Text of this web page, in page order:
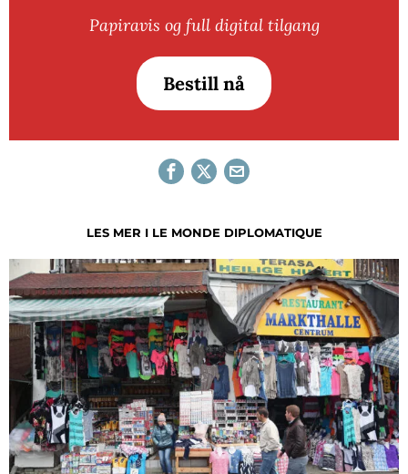
Papiravis og full digital tilgang
Bestill nå
LES MER I LE MONDE DIPLOMATIQUE